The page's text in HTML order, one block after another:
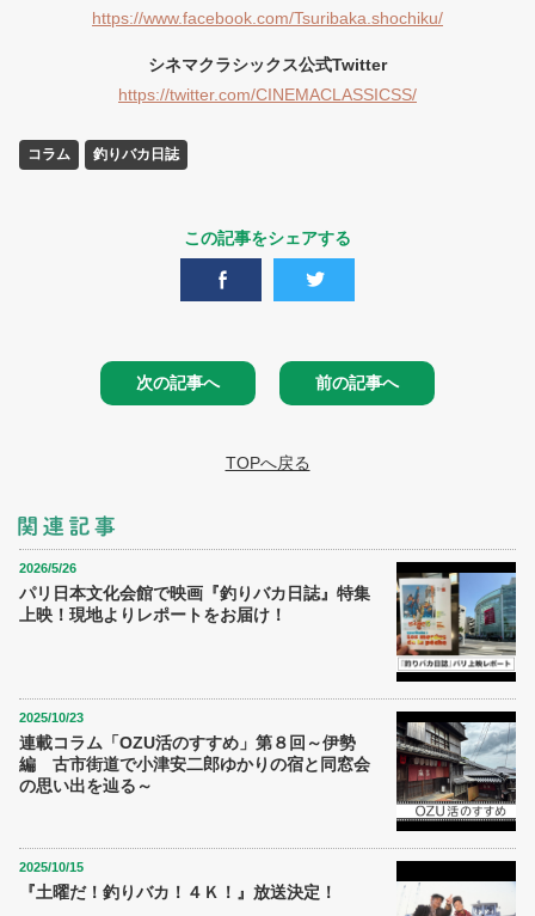
https://www.facebook.com/Tsuribaka.shochiku/
シネマクラシックス公式Twitter
https://twitter.com/CINEMACLASSICSS/
コラム 釣りバカ日誌
この記事をシェアする
次の記事へ 前の記事へ
TOPへ戻る
2026/5/26
パリ日本文化会館で映画『釣りバカ日誌』特集
上映！現地よりレポートをお届け！
2025/10/23
連載コラム「OZU活のすすめ」第８回～伊勢
編 古市街道で小津安二郎ゆかりの宿と同窓会
の思い出を辿る～
2025/10/15
『土曜だ！釣りバカ！４Ｋ！』放送決定！